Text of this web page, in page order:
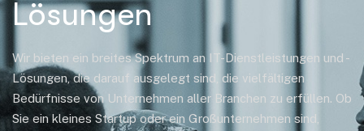
Lösungen
Wir bieten ein breites Spektrum an IT-Dienstleistungen und -
Lösungen, die darauf ausgelegt sind, die vielfältigen
Bedürfnisse von Unternehmen aller Branchen zu erfüllen. Ob
Sie ein kleines Startup oder ein Großunternehmen sind,